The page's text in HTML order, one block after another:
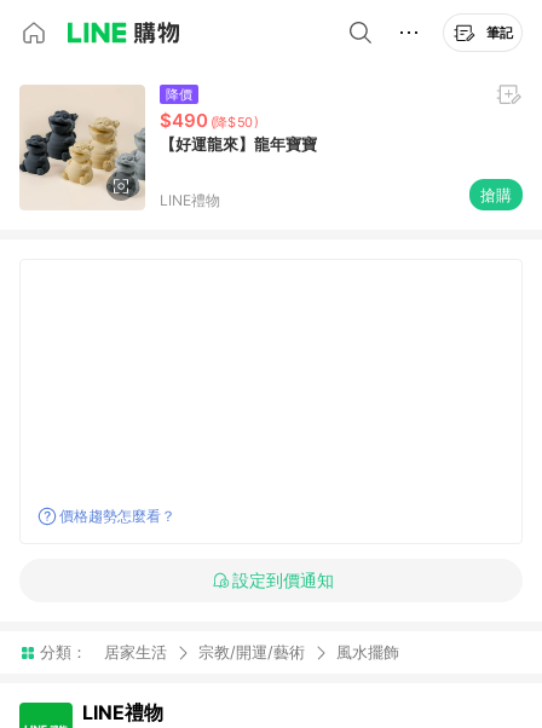
筆記
降價
$490 (降$50)
【好運龍來】龍年寶寶
LINE禮物 搶購
價格趨勢怎麼看？
設定到價通知
分類： 居家生活 宗教/開運/藝術 風水擺飾
LINE禮物